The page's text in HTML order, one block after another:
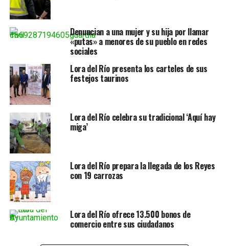
Denuncian a una mujer y su hija por llamar
«putas» a menores de su pueblo en redes
sociales
Lora del Río presenta los carteles de sus
festejos taurinos
Lora del Río celebra su tradicional ‘Aquí hay
miga’
Lora del Río prepara la llegada de los Reyes
con 19 carrozas
Lora del Río ofrece 13.500 bonos de
comercio entre sus ciudadanos